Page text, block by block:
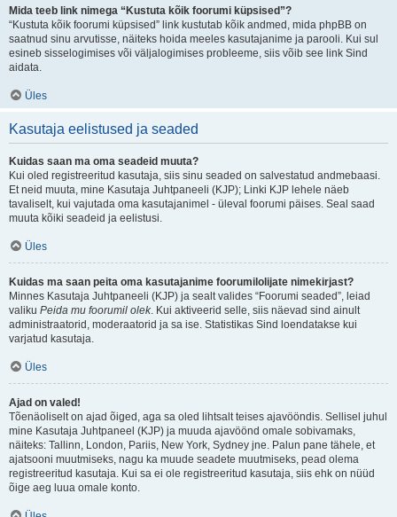
Mida teeb link nimega “Kustuta kõik foorumi küpsised”?
“Kustuta kõik foorumi küpsised” link kustutab kõik andmed, mida phpBB on
saatnud sinu arvutisse, näiteks hoida meeles kasutajanime ja parooli. Kui sul
esineb sisselogimises või väljalogimises probleeme, siis võib see link Sind
aidata.
Üles
Kasutaja eelistused ja seaded
Kuidas saan ma oma seadeid muuta?
Kui oled registreeritud kasutaja, siis sinu seaded on salvestatud andmebaasi.
Et neid muuta, mine Kasutaja Juhtpaneeli (KJP); Linki KJP lehele näeb
tavaliselt, kui vajutada oma kasutajanimel - üleval foorumi päises. Seal saad
muuta kõiki seadeid ja eelistusi.
Üles
Kuidas ma saan peita oma kasutajanime foorumilolijate nimekirjast?
Minnes Kasutaja Juhtpaneeli (KJP) ja sealt valides “Foorumi seaded”, leiad
valiku Peida mu foorumil olek. Kui aktiveerid selle, siis näevad sind ainult
administraatorid, moderaatorid ja sa ise. Statistikas Sind loendatakse kui
varjatud kasutaja.
Üles
Ajad on valed!
Tõenäoliselt on ajad õiged, aga sa oled lihtsalt teises ajavööndis. Sellisel juhul
mine Kasutaja Juhtpaneel (KJP) ja muuda ajavöönd omale sobivamaks,
näiteks: Tallinn, London, Pariis, New York, Sydney jne. Palun pane tähele, et
ajatsooni muutmiseks, nagu ka muude seadete muutmiseks, pead olema
registreeritud kasutaja. Kui sa ei ole registreeritud kasutaja, siis ehk on nüüd
õige aeg luua omale konto.